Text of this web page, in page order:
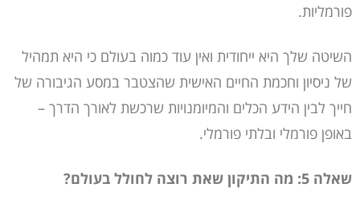
פורמליות.
השיטה שלך היא ייחודית ואין עוד כמוה בעולם כי היא תמהיל
של ניסיון וחכמת החיים האישית שהצטבר במסע הגיבורה של
חייך לבין הידע הכלים והמיומנויות שרכשת לאורך הדרך –
באופן פורמלי ובלתי פורמלי.
שאלה 5: מה התיקון שאת רוצה לחולל בעולם?